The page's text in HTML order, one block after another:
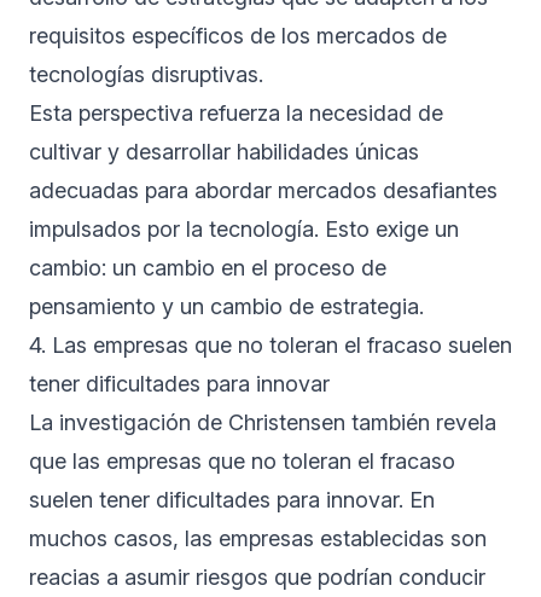
requisitos específicos de los mercados de
tecnologías disruptivas.
Esta perspectiva refuerza la necesidad de
cultivar y desarrollar habilidades únicas
adecuadas para abordar mercados desafiantes
impulsados por la tecnología. Esto exige un
cambio: un cambio en el proceso de
pensamiento y un cambio de estrategia.
4. Las empresas que no toleran el fracaso suelen
tener dificultades para innovar
La investigación de Christensen también revela
que las empresas que no toleran el fracaso
suelen tener dificultades para innovar. En
muchos casos, las empresas establecidas son
reacias a asumir riesgos que podrían conducir